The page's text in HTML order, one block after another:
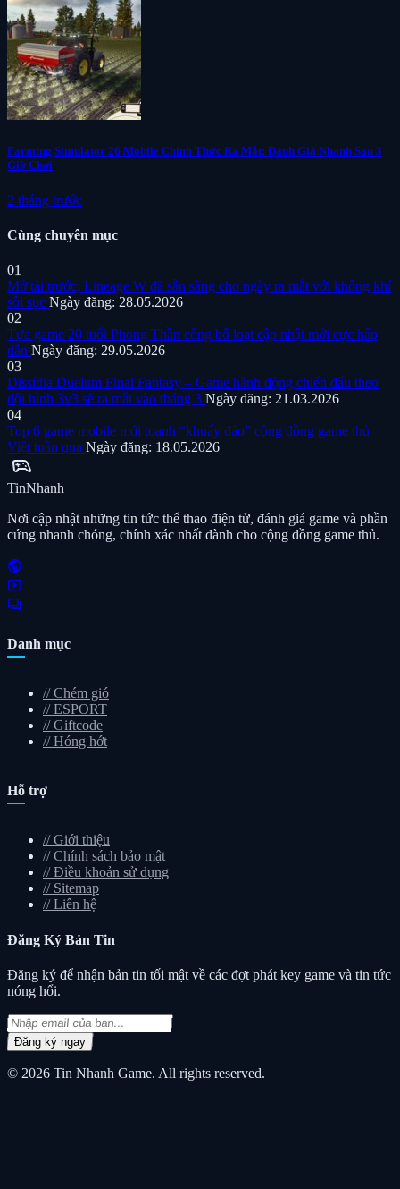
Farming Simulator 26 Mobile Chính Thức Ra Mắt: Đánh Giá Nhanh Sau 3
Giờ Chơi
2 tháng trước
Cùng chuyên mục
01
Mở tải trước, Lineage W đã sẵn sàng cho ngày ra mắt với không khí
sôi sục Ngày đăng: 28.05.2026
02
Tựa game 20 tuổi Phong Thần công bố loạt cập nhật mới cực hấp
dẫn Ngày đăng: 29.05.2026
03
Dissidia Duelum Final Fantasy – Game hành động chiến đấu theo
đội hình 3v3 sẽ ra mắt vào tháng 3 Ngày đăng: 21.03.2026
04
Top 6 game mobile mới toanh “khuấy đảo” cộng đồng game thủ
Việt tuần qua Ngày đăng: 18.05.2026
sports_esports
TinNhanh
Nơi cập nhật những tin tức thể thao điện tử, đánh giá game và phần
cứng nhanh chóng, chính xác nhất dành cho cộng đồng game thủ.
public
smart_display
forum
Danh mục
// Chém gió
// ESPORT
// Giftcode
// Hóng hớt
Hỗ trợ
// Giới thiệu
// Chính sách bảo mật
// Điều khoản sử dụng
// Sitemap
// Liên hệ
Đăng Ký Bản Tin
Đăng ký để nhận bản tin tối mật về các đợt phát key game và tin tức
nóng hổi.
Đăng ký ngay
© 2026 Tin Nhanh Game. All rights reserved.